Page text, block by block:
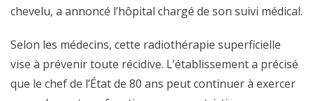
chevelu, a annoncé l’hôpital chargé de son suivi médical.
Selon les médecins, cette radiothérapie superficielle
vise à prévenir toute récidive. L’établissement a précisé
que le chef de l’État de 80 ans peut continuer à exercer